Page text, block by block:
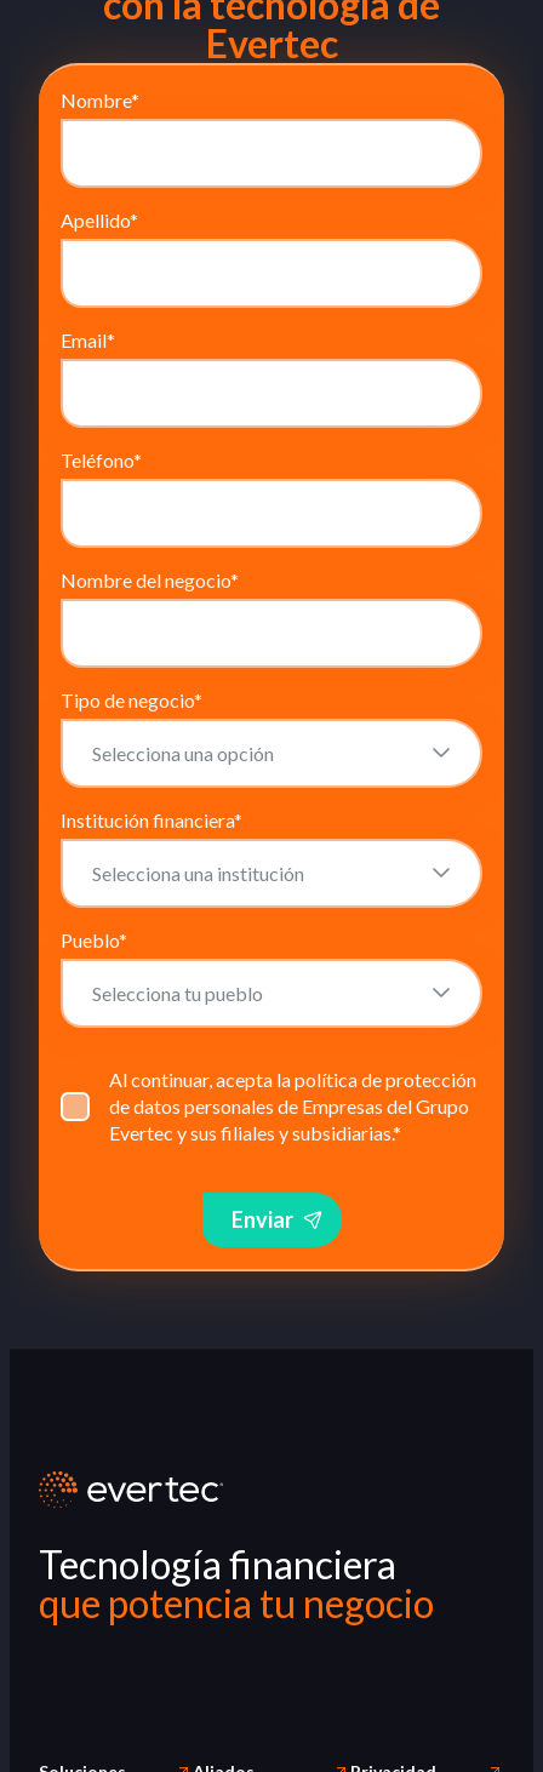
Evertec
Nombre*
Apellido*
Email*
Teléfono*
Nombre del negocio*
Tipo de negocio*
Institución financiera*
Pueblo*
Al continuar, acepta la política de protección
de datos personales de Empresas del Grupo
Evertec y sus filiales y subsidiarias.*
Enviar
Tecnología financiera
que potencia tu negocio